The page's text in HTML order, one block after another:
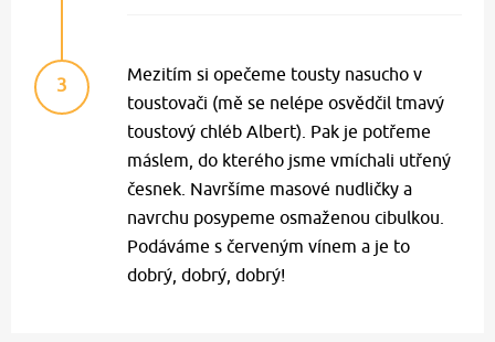
3
Mezitím si opečeme tousty nasucho v
toustovači (mě se nelépe osvědčil tmavý
toustový chléb Albert). Pak je potřeme
máslem, do kterého jsme vmíchali utřený
česnek. Navršíme masové nudličky a
navrchu posypeme osmaženou cibulkou.
Podáváme s červeným vínem a je to
dobrý, dobrý, dobrý!